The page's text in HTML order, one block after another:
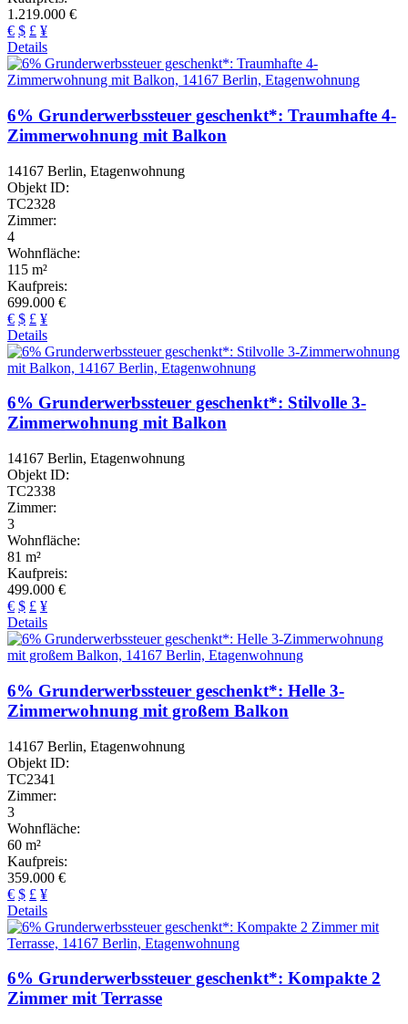
1.219.000 €
€ $ £ ¥
Details
6% Grunderwerbssteuer geschenkt*: Traumhafte 4-
Zimmerwohnung mit Balkon
14167 Berlin, Etagenwohnung
Objekt ID:
TC2328
Zimmer:
4
Wohnfläche:
115 m²
Kaufpreis:
699.000 €
€ $ £ ¥
Details
6% Grunderwerbssteuer geschenkt*: Stilvolle 3-
Zimmerwohnung mit Balkon
14167 Berlin, Etagenwohnung
Objekt ID:
TC2338
Zimmer:
3
Wohnfläche:
81 m²
Kaufpreis:
499.000 €
€ $ £ ¥
Details
6% Grunderwerbssteuer geschenkt*: Helle 3-
Zimmerwohnung mit großem Balkon
14167 Berlin, Etagenwohnung
Objekt ID:
TC2341
Zimmer:
3
Wohnfläche:
60 m²
Kaufpreis:
359.000 €
€ $ £ ¥
Details
6% Grunderwerbssteuer geschenkt*: Kompakte 2
Zimmer mit Terrasse